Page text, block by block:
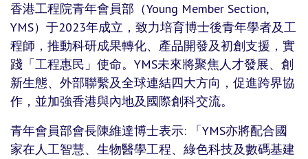
香港工程院青年會員部（Young Member Section,
YMS）于2023年成立，致力培育博士後青年學者及工
程師，推動科研成果轉化、產品開發及初創支援，實
踐「工程惠民」使命。YMS未來將聚焦人才發展、創
新生態、外部聯繫及全球連結四大方向，促進跨界協
作，並加強香港與內地及國際創科交流。
青年會員部會長陳維達博士表示: 「YMS亦將配合國
家在人工智慧、生物醫學工程、綠色科技及數碼基建